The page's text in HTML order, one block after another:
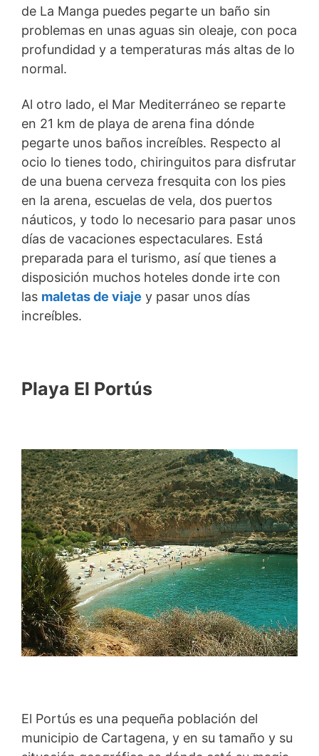
de La Manga puedes pegarte un baño sin
problemas en unas aguas sin oleaje, con poca
profundidad y a temperaturas más altas de lo
normal.
Al otro lado, el Mar Mediterráneo se reparte
en 21 km de playa de arena fina dónde
pegarte unos baños increíbles. Respecto al
ocio lo tienes todo, chiringuitos para disfrutar
de una buena cerveza fresquita con los pies
en la arena, escuelas de vela, dos puertos
náuticos, y todo lo necesario para pasar unos
días de vacaciones espectaculares. Está
preparada para el turismo, así que tienes a
disposición muchos hoteles donde irte con
las maletas de viaje y pasar unos días
increíbles.
Playa El Portús
El Portús es una pequeña población del
municipio de Cartagena, y en su tamaño y su